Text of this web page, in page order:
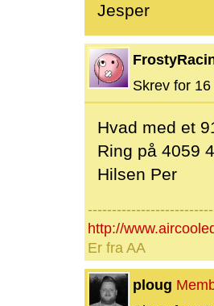
Jesper
Skrev for
Hvad med et
Ring på 4059
Hilsen Per
http://
Er fra AA
ploug